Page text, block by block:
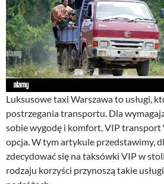
Luksusowe taxi Warszawa to usługi,
postrzegania transportu. Dla
sobie wygodę i komfort, VIP transport
opcja. W tym artykule przedstawimy,
zdecydować się na taksówki VIP w
rodzaju korzyści przynoszą takie